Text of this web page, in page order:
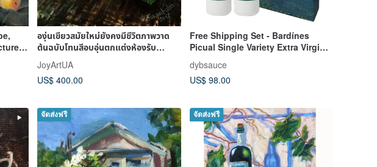
องุ่นเขียวสมัยใหม่ยังคงมีชีวิตภาพวาด
ต้นฉบับโทนสีอบอุ่นตกแต่งห้องรับ
ประทานอาหาร
JoyArtUA
US$ 400.00
Free Shipping Set - Bardínes
Picual Single Variety Extra Virgin
Olive Oil 500ml x 2 Bottles Mid-
Autumn Festival Gift Box
dybsauce
US$ 98.00
จัดส่งฟรี จัดส่งฟรี